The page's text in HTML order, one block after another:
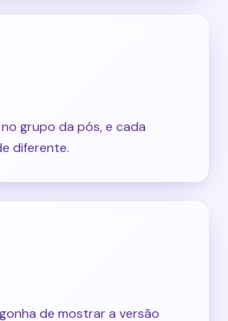
grupo da pós, e cada
diferente.
de mostrar a versão